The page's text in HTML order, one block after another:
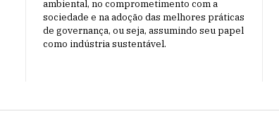
ambiental, no comprometimento com a
sociedade e na adoção das melhores práticas
de governança, ou seja, assumindo seu papel
como indústria sustentável.